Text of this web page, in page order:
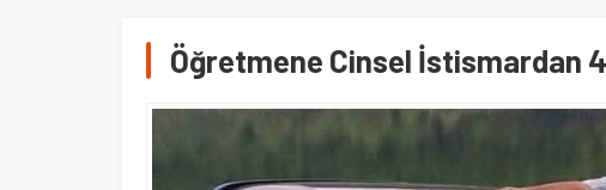
Öğretmene Cinsel İstismardan